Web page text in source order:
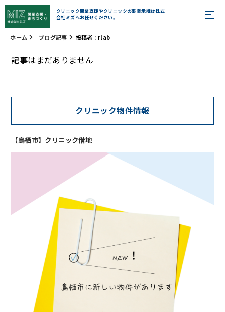
クリニック開業支援やクリニックの事業承継は株式
会社ミズへお任せください。
ホーム ブログ記事 投稿者 : rlab
記事はまだありません
クリニック物件情報
【鳥栖市】クリニック借地